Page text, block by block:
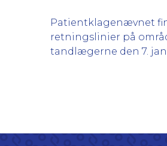
Patientklagenævnet
retningslinier på
tandlægerne den 7.